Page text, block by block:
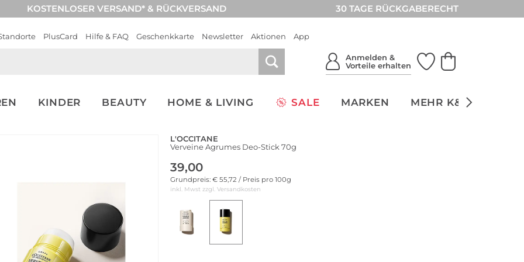
KOSTENLOSER VERSAND* & RÜCKVERSAND 30 TAGE RÜCKGABERECHT
PlusCard Hilfe & FAQ Geschenkkarte Newsletter Aktionen App
Anmelden &
Vorteile erhalten
KINDER BEAUTY HOME & LIVING SALE MARKEN MEHR K&Ö
L'OCCITANE
Verveine Agrumes Deo-Stick 70g
39,00
Grundpreis: € 55,72 / Preis pro 100g
inkl. Mwst zzgl. Versandkosten